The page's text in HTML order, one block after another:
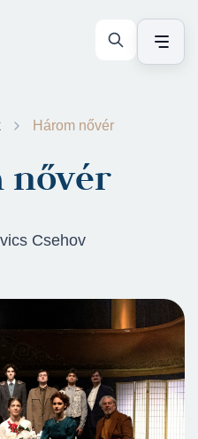
Három nővér
nővér
Csehov